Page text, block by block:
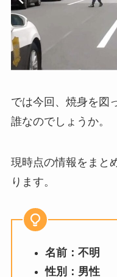
では今回、焼身を図
誰なのでしょうか。
現時点の情報をまと
ります。
名前：不明
性別：男性